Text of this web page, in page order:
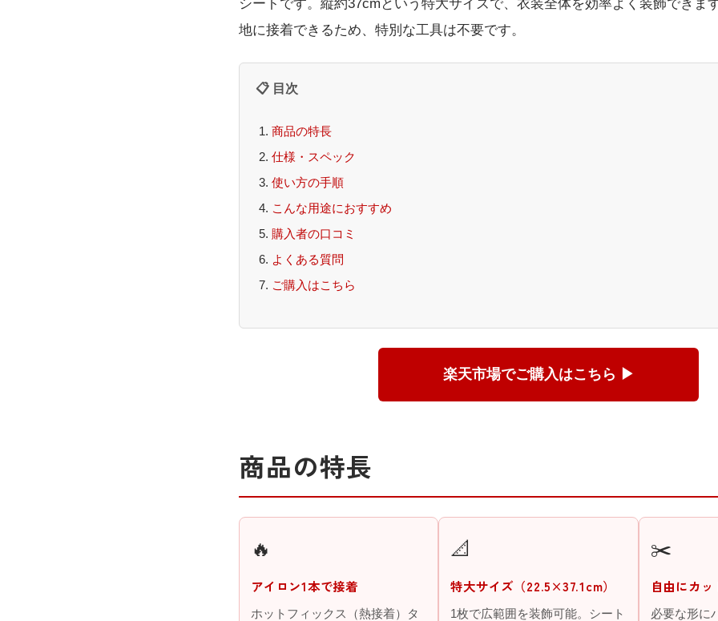
シートです。縦約37cmという特大サイズで、衣装全体を効率よく装飾できま
地に接着できるため、特別な工具は不要です。
📋 目次
商品の特長
仕様・スペック
使い方の手順
こんな用途におすすめ
購入者の口コミ
よくある質問
ご購入はこちら
楽天市場でご購入はこちら ▶
商品の特長
🔥
アイロン1本で接着
ホットフィックス（熱接着）タ
📐
特大サイズ（22.5×37.1cm）
1枚で広範囲を装飾可能。シート
✂️
自由にカ
必要な形に